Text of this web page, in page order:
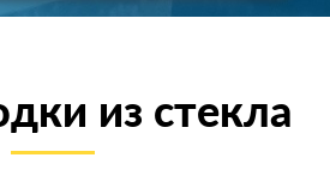
из стекла